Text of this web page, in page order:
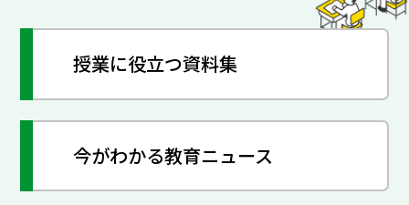
授業に役立つ資料集
今がわかる教育ニュース